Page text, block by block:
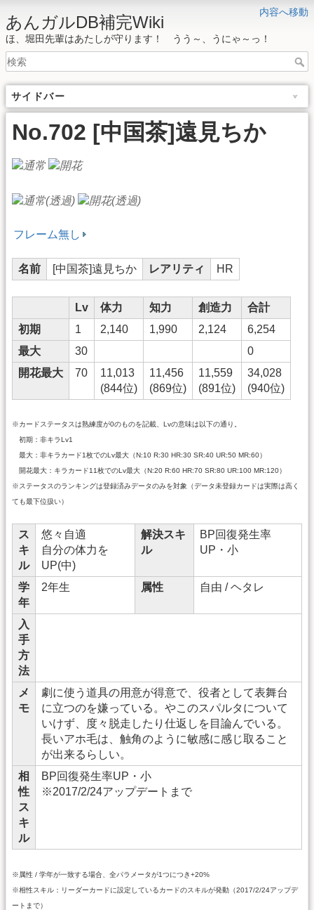
内容へ移動
あんガルDB補完Wiki
ほ、堀田先輩はあたしが守ります！ うう～、うにゃ～っ！
サイドバー
No.702 [中国茶]遠見ちか
フレーム無し
名前 [中国茶]遠見ちか レアリティ HR
Lv 体力 知力 創造力
合計
初期
1 2,140 1,990 2,124
6,254
最大
30
0
開花最大
70
11,013
(844位)
11,456
(869位)
11,559
(891位)
34,028
(940位)
※カードステータスは熟練度が0のものを記載、Lvの意味は以下の通り。
初期：非キラLv1
最大：非キラカード1枚でのLv最大（N:10 R:30 HR:30 SR:40 UR:50 MR:60）
開花最大：キラカード11枚でのLv最大（N:20 R:60 HR:70 SR:80 UR:100 MR:120）
※ステータスのランキングは登録済みデータのみを対象（データ未登録カードは実際は高く
ても最下位扱い）
ス
キ
ル
悠々自適
自分の体力を
UP(中)
解決スキ
ル
BP回復発生率
UP・小
学
年
2年生 属性 自由 / ヘタレ
入
手
方
法
メ
モ
劇に使う道具の用意が得意で、役者として表舞台
に立つのを嫌っている。やこのスパルタについて
いけず、度々脱走したり仕返しを目論んでいる。
長いアホ毛は、触角のように敏感に感じ取ること
が出来るらしい。
相
性
ス
キ
ル
BP回復発生率UP・小
※2017/2/24アップデートまで
※属性 / 学年が一致する場合、全パラメータが1つにつき+20%
※相性スキル：リーダーカードに設定しているカードのスキルが発動（2017/2/24アップデ
ートまで）